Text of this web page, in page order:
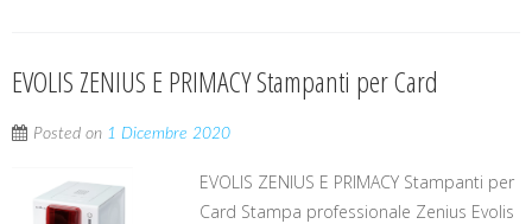
EVOLIS ZENIUS E PRIMACY Stampanti per Card
Posted on 1 Dicembre 2020
EVOLIS ZENIUS E PRIMACY Stampanti per
Card Stampa professionale Zenius Evolis